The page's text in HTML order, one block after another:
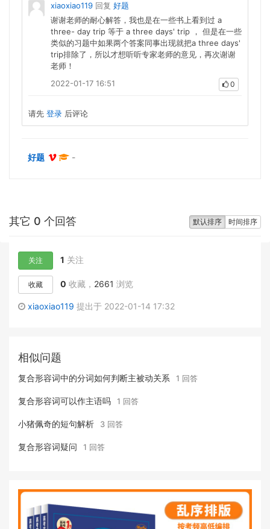
xiaoxiao119 回复 好题
谢谢老师的耐心解答，我也是在一些书上看到过 a
three- day trip 等于 a three days' trip ， 但是在一些
类似的习题中如果两个答案同事出现就把a three days'
trip排除了，所以才想听听专家老师的意见，再次谢谢
老师！
2022-01-17 16:51
0
请先 登录 后评论
好题 -
默认排序 时间排序
其它 0 个回答
关注 1 关注
收藏 0 收藏， 2661 浏览
xiaoxiao119 提出于 2022-01-14 17:32
相似问题
复合形容词中的分词如何判断主被动关系 1 回答
复合形容词可以作主语吗 1 回答
小猪佩奇的短句解析 3 回答
复合形容词疑问 1 回答